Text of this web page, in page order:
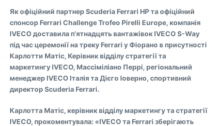
Як офіційний партнер Scuderia Ferrari HP та офіційний
спонсор Ferrari Challenge Trofeo Pirelli Europe, компанія
IVECO доставила п’ятнадцять вантажівок IVECO S-Way
під час церемонії на треку Ferrari у Фіорано в присутності
Карлотти Матіс, Керівник відділу стратегії та
маркетингу IVECO, Массіміліано Перрі, регіональний
менеджер IVECO Італія та Дієго Іоверно, спортивний
директор Scuderia Ferrari.
Карлотта Матіс, керівник відділу маркетингу та стратегії
IVECO, прокоментувала: «IVECO та Ferrari зберігають